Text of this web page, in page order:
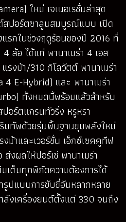
ใหม่ เจเนอเรชั่นล่าสุด
สปอร์ตซาลูนสมบูรณ์แบบ เปิด
รกในช่วงฤดูร้อนของปี 2016 ที่
ล้อ ได้แก่ พานาเมร่า 4 เอส
งม้า/310 กิโลวัตต์ พานาเมร่า
E-Hybrid) และ พานาเมร่า
ทั้งหมดนี้พร้อมแล้วสำหรับ
อร์ตแกรนทัวริ่ง หรูหรา
มทัพด้วยรุ่นพื้นฐานขุมพลังใหม่
ม้าและเวอร์ชั่น เอ็กซ์เซคคูทีฟ
งผลให้ปอร์เช่ พานาเมร่า
เต็มทุกพิกัดความต้องการได้
ปแบบการขับขี่อันหลากหลาย
ลังเครื่องยนต์ตั้งแต่ 330 จนถึง